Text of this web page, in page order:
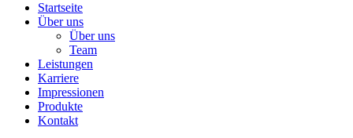
Startseite
Über uns
Über uns
Team
Leistungen
Karriere
Impressionen
Produkte
Kontakt